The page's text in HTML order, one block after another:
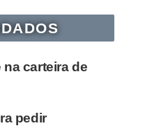
carteira de
pedir